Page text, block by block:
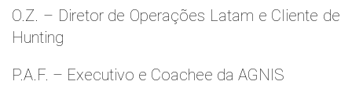
O.Z. – Diretor de Operações Latam e Cliente de
Hunting
P.A.F. – Executivo e Coachee da AGNIS